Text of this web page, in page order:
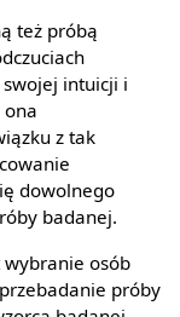
też próbą
intuicji i
ona
z tak
dowolnego
badanej.
osób
próby